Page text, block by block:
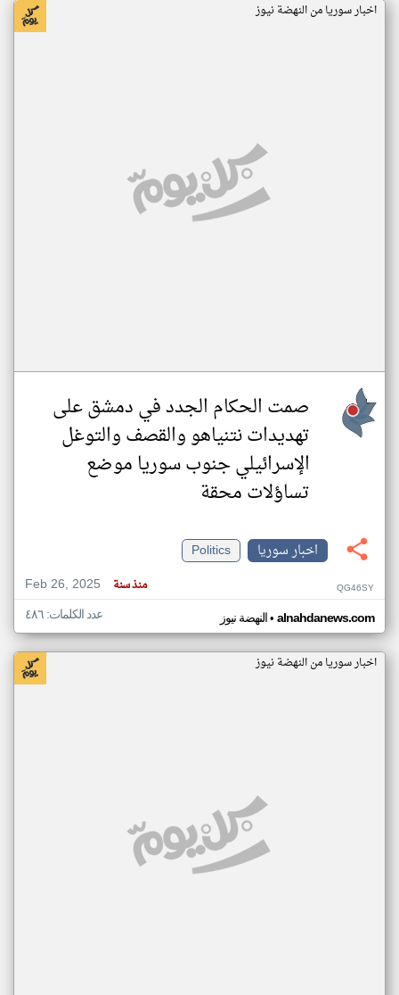
اخبار سوريا من النهضة نيوز
صمت الحكام الجدد في دمشق على
تهديدات نتنياهو والقصف والتوغل
الإسرائيلي جنوب سوريا موضع
تساؤلات محقة
اخبار سوريا
Politics
Feb 26, 2025
منذ سنة QG46SY
النهضة نيوز• alnahdanews.com عدد الكلمات: ٤٨٦
اخبار سوريا من النهضة نيوز